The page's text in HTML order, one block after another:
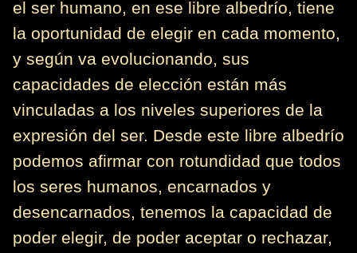
el ser humano, en ese libre albedrío, tiene
la oportunidad de elegir en cada momento,
y según va evolucionando, sus
capacidades de elección están más
vinculadas a los niveles superiores de la
expresión del ser. Desde este libre albedrío
podemos afirmar con rotundidad que todos
los seres humanos, encarnados y
desencarnados, tenemos la capacidad de
poder elegir, de poder aceptar o rechazar,